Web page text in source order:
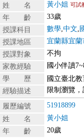
姓 名
黃小姐 可試
年 齡
33歲
授課科目
數學,中文,
授課地區
宜蘭縣宜蘭
授課對象
不拘
家教經驗
國小伴讀
學 歷
國立臺北
經驗描述
限制瀏覽
履歷編號 51918899
姓 名
黃小姐
年 齡
20歲